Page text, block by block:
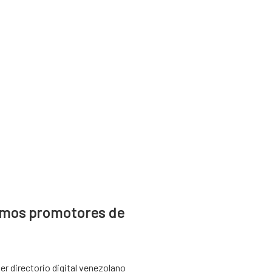
promotores de
directorio digital venezolano